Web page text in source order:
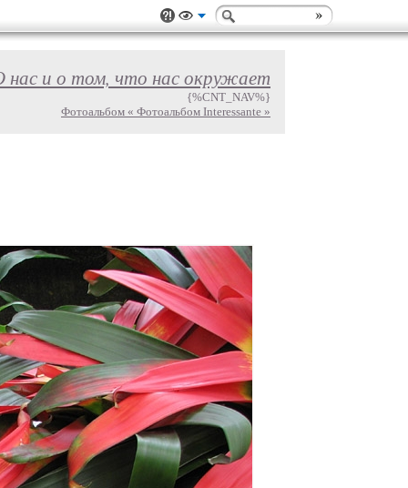
нас и о том, что нас окружает
{%CNT_NAV%}
Фотоальбом « Фотоальбом Interessante »